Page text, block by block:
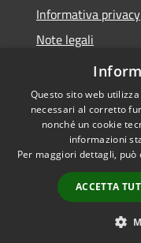
Informativa privacy
Note legali
Dichiarazione di
Accessibilità
Questo sito web
necessari al corretto
nonché un cookie
informazioni
Per maggiori dettagli, può
ACCETTA